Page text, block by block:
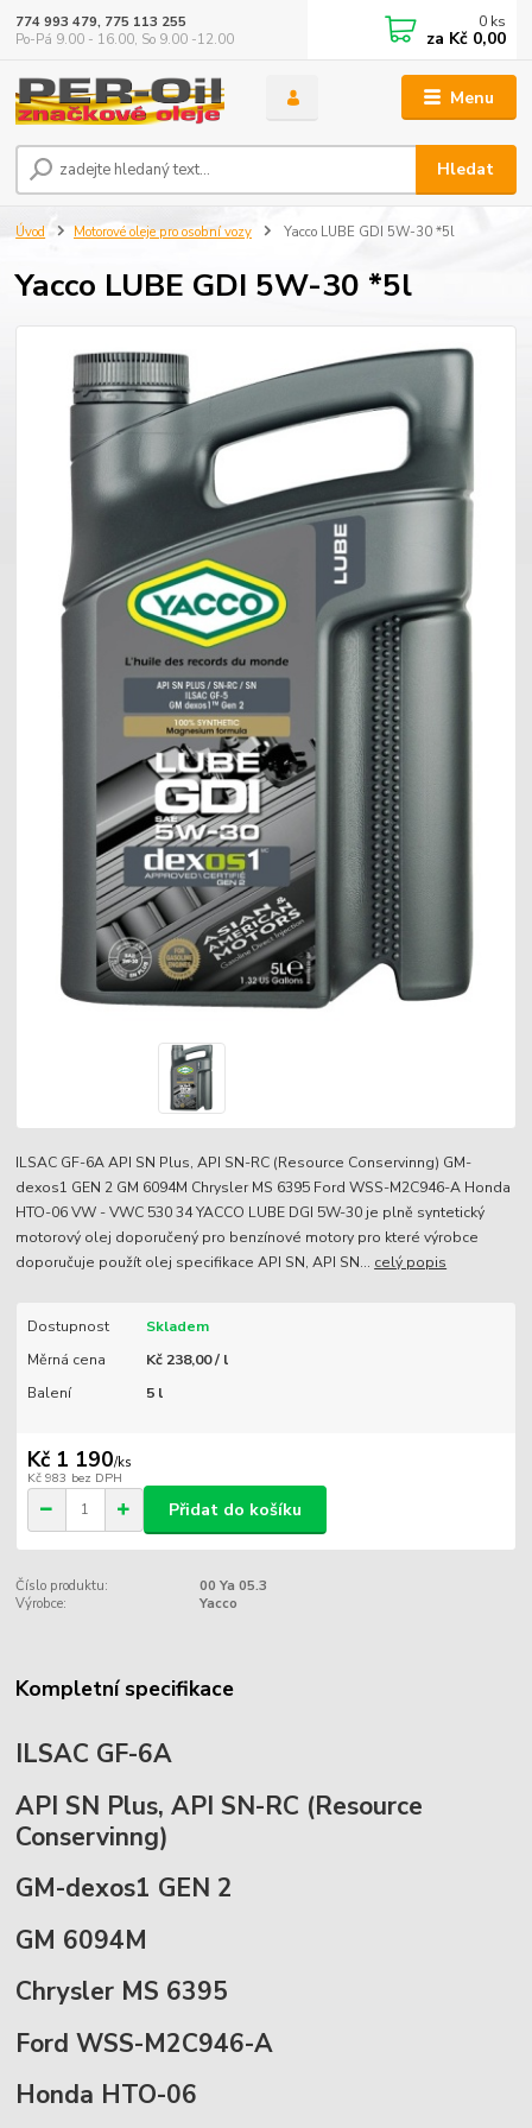
Menu
Hledat
774 993 479, 775 113 255
Po-Pá 9.00 - 16.00, So 9.00 -12.00
0 ks
za Kč 0,00
Úvod Motorové oleje pro osobní vozy Yacco LUBE GDI 5W-30 *5l
Yacco LUBE GDI 5W-30 *5l
ILSAC GF-6A API SN Plus, API SN-RC (Resource Conservinng) GM-
dexos1 GEN 2 GM 6094M Chrysler MS 6395 Ford WSS-M2C946-A Honda
HTO-06 VW - VWC 530 34 YACCO LUBE DGI 5W-30 je plně syntetický
motorový olej doporučený pro benzínové motory pro které výrobce
doporučuje použít olej specifikace API SN, API SN... celý popis
Dostupnost
Skladem
Měrná cena
Kč 238,00 / l
Balení
5 l
Kč 1 190/ks
Kč 983 bez DPH
Přidat do košíku
Číslo produktu:
00 Ya 05.3
Výrobce:
Yacco
Kompletní specifikace
ILSAC GF-6A
API SN Plus, API SN-RC (Resource
Conservinng)
GM-dexos1 GEN 2
GM 6094M
Chrysler MS 6395
Ford WSS-M2C946-A
Honda HTO-06